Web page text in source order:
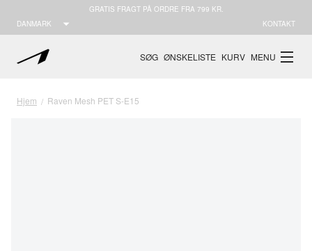
DANMARK
GRATIS FRAGT PÅ ORDRE FRA 799 KR.
KONTAKT
SØG ØNSKELISTE KURV MENU
Hjem / Raven Mesh PET S-E15